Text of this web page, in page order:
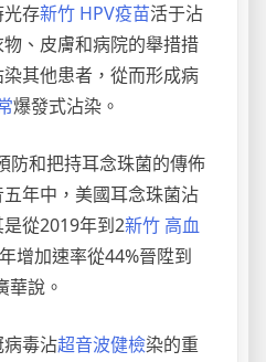
存新竹 HPV疫苗活于沾
、皮膚和病院的舉措措
其他患者，從而形成病
爆發式沾染。
防和把持耳念珠菌的傳佈
年中，美國耳念珠菌沾
從2019年到2新竹 高血
增加速率從44%晉陞到
華說。
毒沾超音波健檢染的重